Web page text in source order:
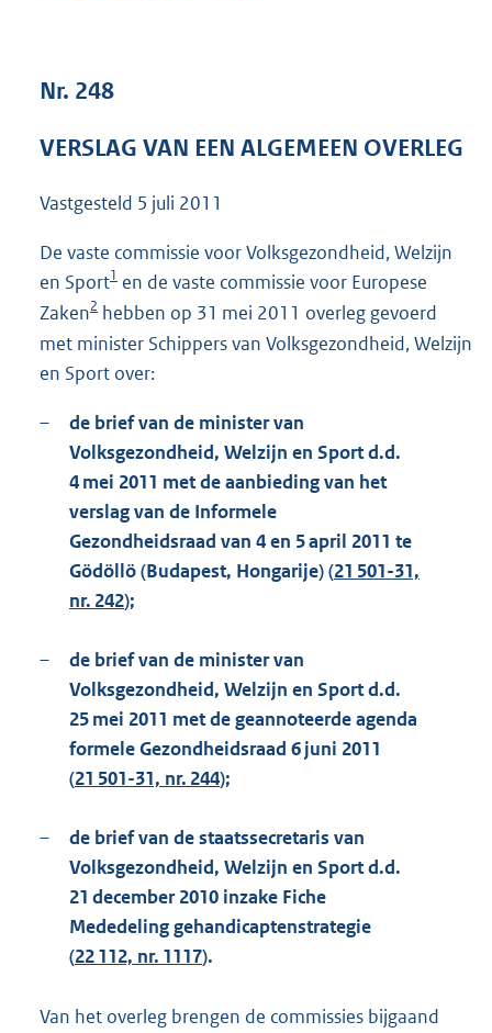
6
Nr. 248
VERSLAG VAN EEN ALGEMEEN OVERLEG
Vastgesteld 5 juli 2011
De vaste commissie voor Volksgezondheid, Welzijn
en Sport1 en de vaste commissie voor Europese
Zaken2 hebben op 31 mei 2011 overleg gevoerd
met minister Schippers van Volksgezondheid, Welzijn
en Sport over:
–
de brief van de minister van
Volksgezondheid, Welzijn en Sport d.d.
4 mei 2011 met de aanbieding van het
verslag van de Informele
Gezondheidsraad van 4 en 5 april 2011 te
Gödöllö (Budapest, Hongarije) (21 501-31,
nr. 242);
–
de brief van de minister van
Volksgezondheid, Welzijn en Sport d.d.
25 mei 2011 met de geannoteerde agenda
formele Gezondheidsraad 6 juni 2011
(21 501-31, nr. 244);
–
de brief van de staatssecretaris van
Volksgezondheid, Welzijn en Sport d.d.
21 december 2010 inzake Fiche
Mededeling gehandicaptenstrategie
(22 112, nr. 1117).
Van het overleg brengen de commissies bijgaand